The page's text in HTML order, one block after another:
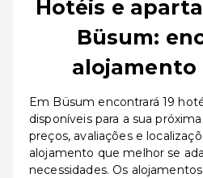
Hotéis e
Büsum:
Em Büsum encontrará 19
disponíveis para a sua
preços, avaliações e
alojamento que melhor se
necessidades. Os